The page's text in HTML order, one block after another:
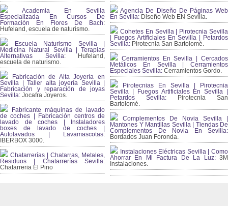
Academia En Sevilla
Especializada En Cursos De
Formación En Flores De Bach:
Hufeland, escuela de naturismo.
Escuela Naturismo Sevilla |
Medicina Natural Sevilla | Terapias
Alternativas Sevilla: Hufeland,
escuela de naturismo.
Fabricación de Alta Joyería en
Sevilla | Taller alta joyería Sevilla |
Fabricación y reparación de joyas
Sevilla: Jocafra Joyeros.
Fabricante máquinas de lavado
de coches | Fabricación centros de
lavado de coches | Instaladores
boxes de lavado de coches |
Autolavados | Lavamascotas:
IBERBOX 3000.
Chatarrerías | Chatarras, Metales,
Residuos | Chatarrerías Sevilla:
Chatarreria El Pino
Agencia De Diseño De Páginas Web
En Sevilla: Diseño Web EN Sevilla.
Cohetes En Sevilla | Pirotecnia Sevilla
| Fuegos Artificiales En Sevilla | Petardos
Sevilla: Pirotecnia San Bartolomé.
Cerramientos En Sevilla | Cercados
Metálicos En Sevilla | Cerramientos
Especiales Sevilla: Cerramientos Gordo.
Pirotecnias En Sevilla | Pirotecnia
Sevilla | Fuegos Artificiales En Sevilla |
Petardos Sevilla: Pirotecnia San
Bartolomé.
Complementos De Novia Sevilla |
Mantones Y Mantillas Sevilla | Tiendas De
Complementos De Novia En Sevilla:
Bordados Juan Foronda.
Instalaciones Eléctricas Sevilla | Como
Ahorrar En Mi Factura De La Luz:3M
Instalaciones.